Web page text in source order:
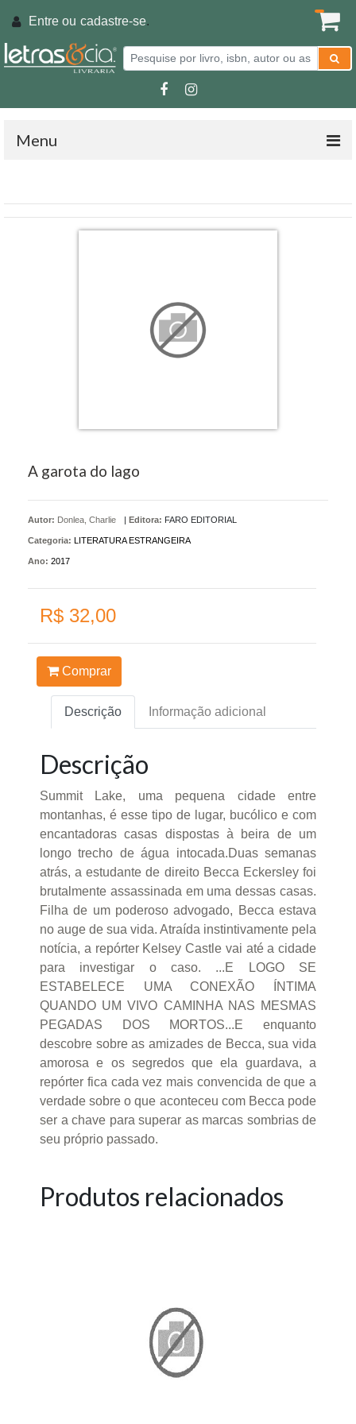
Entre ou cadastre-se.
Menu
A garota do lago
Autor: Donlea, Charlie | Editora: FARO EDITORIAL
Categoria: LITERATURA ESTRANGEIRA
Ano: 2017
R$ 32,00
Comprar
Descrição Informação adicional
Descrição
Summit Lake, uma pequena cidade entre
montanhas, é esse tipo de lugar, bucólico e com
encantadoras casas dispostas à beira de um
longo trecho de água intocada.Duas semanas
atrás, a estudante de direito Becca Eckersley foi
brutalmente assassinada em uma dessas casas.
Filha de um poderoso advogado, Becca estava
no auge de sua vida. Atraída instintivamente pela
notícia, a repórter Kelsey Castle vai até a cidade
para investigar o caso. ...E LOGO SE
ESTABELECE UMA CONEXÃO ÍNTIMA
QUANDO UM VIVO CAMINHA NAS MESMAS
PEGADAS DOS MORTOS...E enquanto
descobre sobre as amizades de Becca, sua vida
amorosa e os segredos que ela guardava, a
repórter fica cada vez mais convencida de que a
verdade sobre o que aconteceu com Becca pode
ser a chave para superar as marcas sombrias de
seu próprio passado.
Produtos relacionados